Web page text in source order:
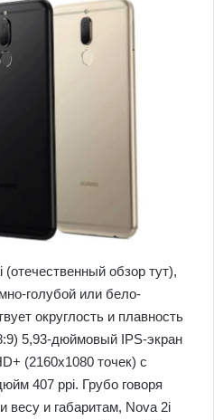
обзор тут),
голубой или бело-
округлость и плавность
5,93-дюймовый IPS-экран
(2160х1080 точек) с
407 ppi. Грубо говоря
весу и габаритам, Nova 2i